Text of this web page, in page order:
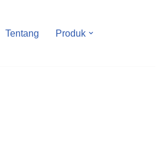
Tentang Produk